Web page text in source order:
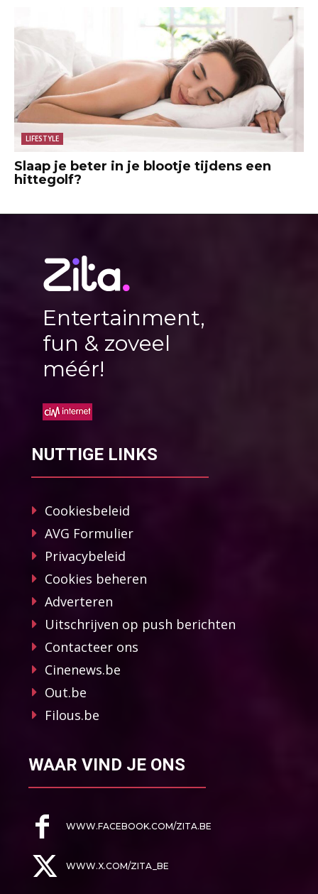
LIFESTYLE
Slaap je beter in je blootje tijdens een
hittegolf?
Entertainment,
fun & zoveel
méér!
NUTTIGE LINKS
Cookiesbeleid
AVG Formulier
Privacybeleid
Cookies beheren
Adverteren
Uitschrijven op push berichten
Contacteer ons
Cinenews.be
Out.be
Filous.be
WAAR VIND JE ONS
WWW.FACEBOOK.COM/ZITA.BE
WWW.X.COM/ZITA_BE